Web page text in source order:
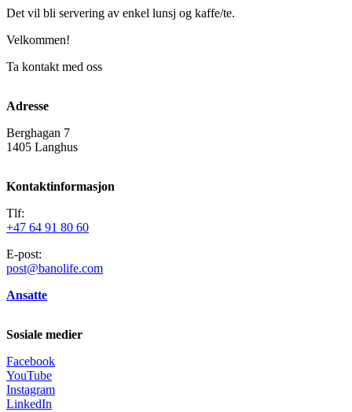
Det vil bli servering av enkel lunsj og kaffe/te.
Velkommen!
Ta kontakt med oss
Adresse
Berghagan 7
1405 Langhus
Kontaktinformasjon
Tlf:
+47 64 91 80 60
E-post:
post@banolife.com
Ansatte
Sosiale medier
Facebook
YouTube
Instagram
LinkedIn